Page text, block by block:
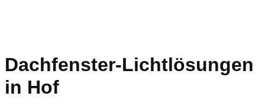
Dachfenster-Lichtlösungen
in Hof